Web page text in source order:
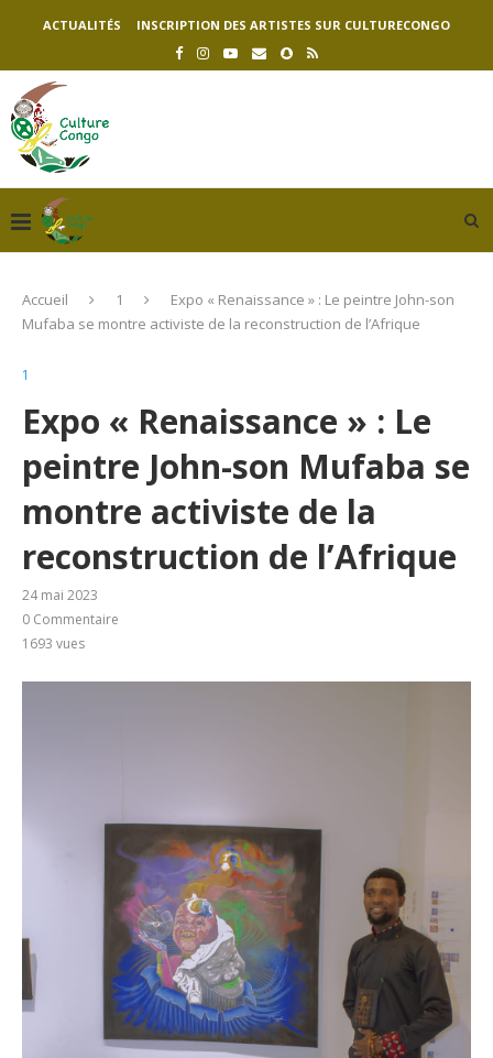
ACTUALITÉS INSCRIPTION DES ARTISTES SUR CULTURECONGO
Accueil 1
Expo « Renaissance » : Le peintre John-son
Mufaba se montre activiste de la reconstruction de l’Afrique
1
Expo « Renaissance » : Le
peintre John-son Mufaba se
montre activiste de la
reconstruction de l’Afrique
24 mai 2023
0 Commentaire
1693 vues